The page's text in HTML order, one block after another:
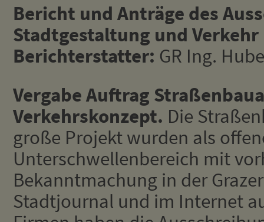
Bericht und Anträge des
Stadtgestaltung und Verkehr
Berichterstatter: GR Ing.
Vergabe Auftrag
Verkehrskonzept. Die
große Projekt wurden als
Unterschwellenbereich mit
Bekanntmachung in der
Stadtjournal und im Internet